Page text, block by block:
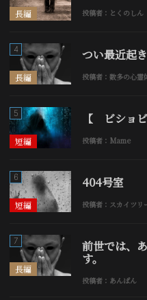
長編 投稿者：とくのしん
長編
4 つい最近起
投稿者：数多の心霊
短編
5 【 ビショ
投稿者：Mame
短編
6 404号室
投稿者：スカイツリ
長編
7 前世では、
す。
投稿者：あんぱん